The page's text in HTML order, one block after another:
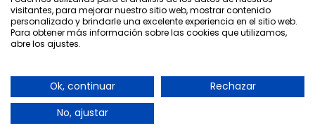
BOLETÍN
visitantes, para mejorar nuestro sitio web, mostrar contenido
personalizado y brindarle una excelente experiencia en el sitio web.
Para obtener más información sobre las cookies que utilizamos,
abre los ajustes.
Ok, continuar
Rechazar
No, ajustar